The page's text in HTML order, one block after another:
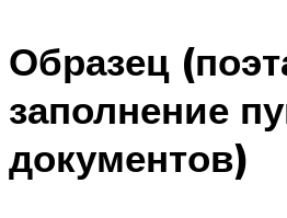
Образец
заполнение
документов)